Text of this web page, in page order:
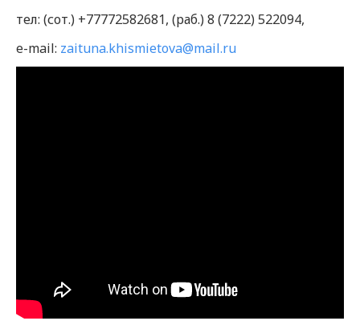
тел: (сот.) +77772582681, (раб.) 8 (7222) 522094,
e-mail: zaituna.khismietova@mail.ru